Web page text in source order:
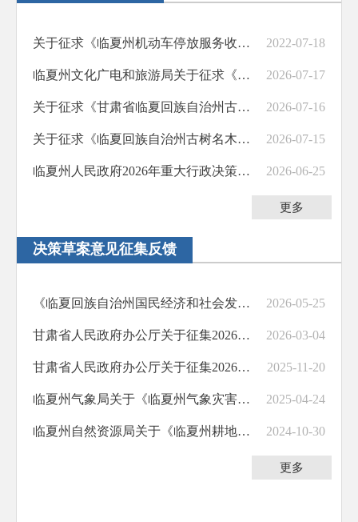
关于征求《临夏州机动车停放服务收费管理办法》和《临夏市机动车停放服务收费标准》有关意见的公告 2022-07-18
临夏州文化广电和旅游局关于征求《临夏回族自治州旅游条例（修订草案）（征求意见稿）》意见建议的公告 2026-07-17
关于征求《甘肃省临夏回族自治州古生化石保护条例（修订草案）》(征求意见稿)意见建议的公告 2026-07-16
关于征求《临夏回族自治州古树名木保护条例（修订草案）（征求意见稿）》意见建议的公告 2026-07-15
临夏州人民政府2026年重大行政决策事项目录 2026-06-25
更多
决策草案意见征集反馈
《临夏回族自治州国民经济和社会发展第十五个五年规划纲要》征求吸纳意见情况 2026-05-25
甘肃省人民政府办公厅关于征集2026年为民办实事意见的公告 2026-03-04
甘肃省人民政府办公厅关于征集2026年为民办实事意见的公告 2025-11-20
临夏州气象局关于《临夏州气象灾害防御办法（征求意见稿）》征集意见采纳情况的说明 2025-04-24
临夏州自然资源局关于《临夏州耕地保护网格化巡田工作实施方案（征求意见稿）》征求意见的情况说明 2024-10-30
更多